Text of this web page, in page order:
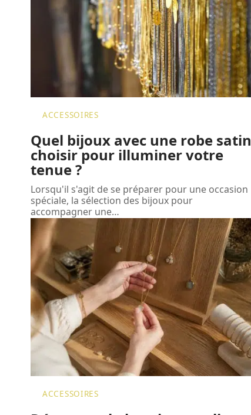
ACCESSOIRES
Quel bijoux avec une robe satin
choisir pour illuminer votre
tenue ?
Lorsqu'il s'agit de se préparer pour une occasion
spéciale, la sélection des bijoux pour
accompagner une…
ACCESSOIRES